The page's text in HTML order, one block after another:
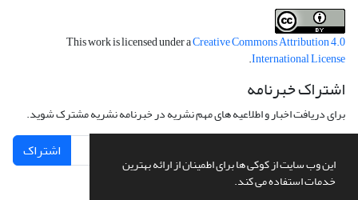
این وب سایت از کوکی ها برای اطمینان از ارائه بهترین
خدمات استفاده می کند.
This work is licensed under aCreative Commons Attribution 4.0
International License
.
اشتراک خبرنامه
برای دریافت اخبار و اطلاعیه های مهم نشریه در خبرنامه نشریه مشترک شوید.
اشتراک